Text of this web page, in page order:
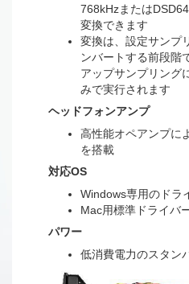
768kHzまたは
変換できます
変換は、設定サンプ
ンバートする前段階
アップサンプリング
みで実行されます
ヘッドフォンアンプ
高性能オペアンプに
を搭載
対応OS
Windows専用のドラ
Mac用標準ドライバ
パワー
低消費電力のスタン